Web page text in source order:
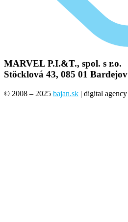
MARVEL P.I.&T., spol. s r.o.
Stöcklová 43, 085 01 Bardejov
© 2008 – 2025 bajan.sk | digital agency